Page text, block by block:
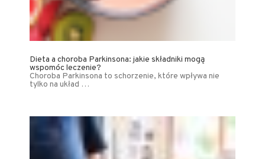
Dieta a choroba Parkinsona: jakie składniki mogą
wspomóc leczenie?
Choroba Parkinsona to schorzenie, które wpływa nie
tylko na układ …